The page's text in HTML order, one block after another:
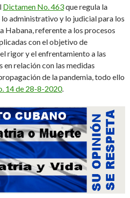
Dictamen No. 463que regula la
lo administrativo y lo judicial para los
Habana , referente a los procesos
das con el objetivo de
rigor y el enfrentamiento a las
relación con las medidas
de la pandemia, todo ello
14 de 28-8-2020.